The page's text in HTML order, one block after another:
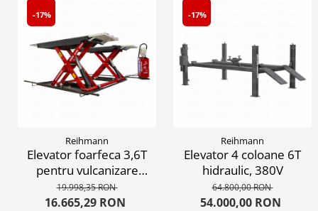
-17%
Reihmann
Elevator foarfeca 3,6T
pentru vulcanizare
automat, 380V
19.998,35 RON
16.665,29 RON
-17%
Reihmann
Elevator 4 coloane 6T
hidraulic, 380V
64.800,00 RON
54.000,00 RON